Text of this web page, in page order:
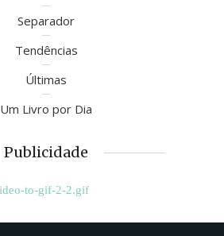
Separador
Tendências
Últimas
Um Livro por Dia
Publicidade